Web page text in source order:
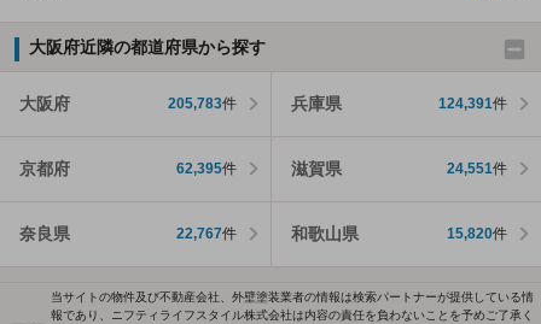
大阪府近隣の都道府県から探す
大阪府 205,783件 兵庫県 124,391件
京都府 62,395件 滋賀県 24,551件
奈良県 22,767件 和歌山県 15,820件
当サイトの物件及び不動産会社、外壁塗装業者の情報は検索パートナーが提供している情
報であり、ニフティライフスタイル株式会社は内容の責任を負わないことを予めご了承く